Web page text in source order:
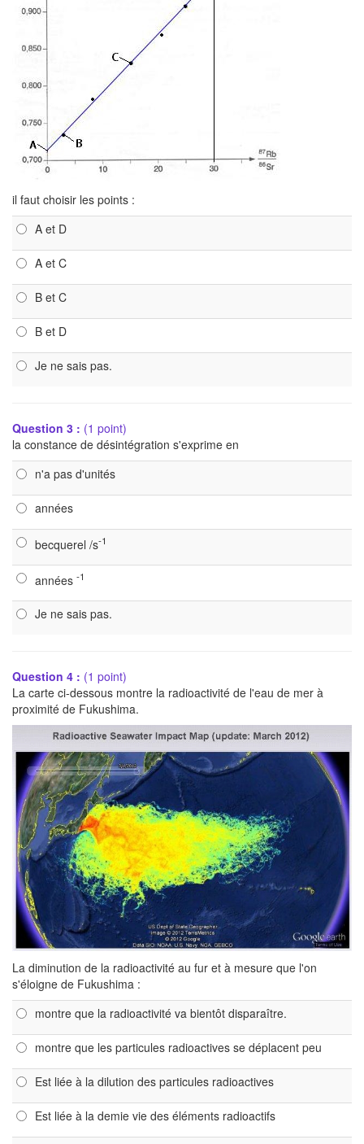
il faut choisir les points :
A et D
A et C
B et C
B et D
Je ne sais pas.
Question 3 : (1 point)
la constance de désintégration s'exprime en
n'a pas d'unités
années
becquerel /s-1
années -1
Je ne sais pas.
Question 4 : (1 point)
La carte ci-dessous montre la radioactivité de l'eau de mer à
proximité de Fukushima.
La diminution de la radioactivité au fur et à mesure que l'on
s'éloigne de Fukushima :
montre que la radioactivité va bientôt disparaître.
montre que les particules radioactives se déplacent peu
Est liée à la dilution des particules radioactives
Est liée à la demie vie des éléments radioactifs